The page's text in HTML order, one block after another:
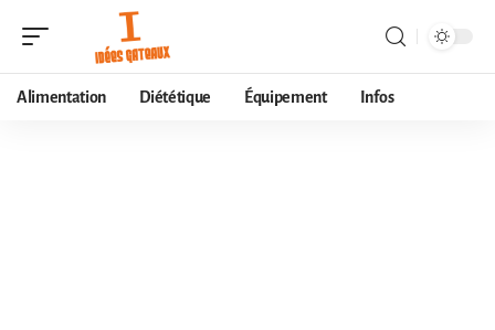
Alimentation Diététique Équipement Infos